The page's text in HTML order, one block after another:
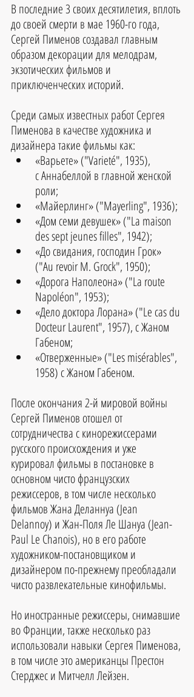
В последние 3 своих десятилетия, вплоть
до своей смерти в мае 1960-го года,
Сергей Пименов создавал главным
образом декорации для мелодрам,
экзотических фильмов и
приключенческих историй.
Среди самых известных работ Сергея
Пименова в качестве художника и
дизайнера такие фильмы как:
«Варьете» ("Varieté", 1935),
с Аннабеллой в главной женской
роли;
«Майерлинг» ("Mayerling", 1936);
«Дом семи девушек» ("La maison
des sept jeunes filles", 1942);
«До свидания, господин Грок»
("Au revoir M. Grock", 1950);
«Дорога Наполеона» ("La route
Napoléon", 1953);
«Дело доктора Лорана» ("Le cas du
Docteur Laurent", 1957), с Жаном
Габеном;
«Отверженные» ("Les misérables",
1958) с Жаном Габеном.
После окончания 2-й мировой войны
Сергей Пименов отошел от
сотрудничества с кинорежиссерами
русского происхождения и уже
курировал фильмы в постановке в
основном чисто французских
режиссеров, в том числе несколько
фильмов Жана Деланнуа (Jean
Delannoy) и Жан-Поля Ле Шануа (Jean-
Paul Le Chanois), но в его работе
художником-постановщиком и
дизайнером по-прежнему преобладали
чисто развлекательные кинофильмы.
Но иностранные режиссеры, снимавшие
во Франции, также несколько раз
использовали навыки Сергея Пименова,
в том числе это американцы Престон
Стерджес и Митчелл Лейзен.